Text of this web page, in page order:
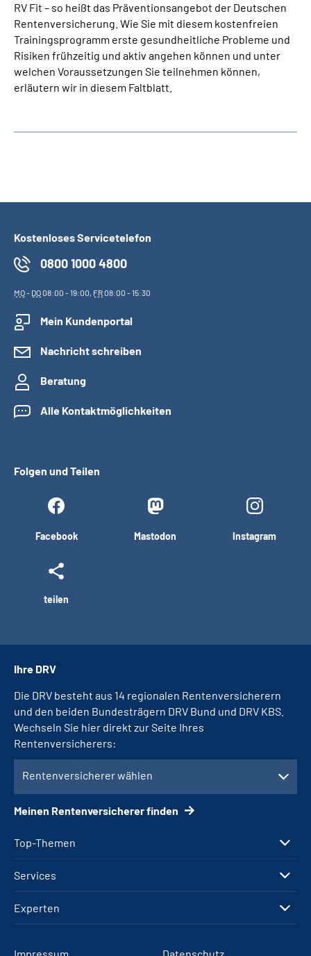
RV Fit – so heißt das Präventionsangebot der Deutschen
Rentenversicherung. Wie Sie mit diesem kostenfreien
Trainingsprogramm erste gesundheitliche Probleme und
Risiken frühzeitig und aktiv angehen können und unter
welchen Voraussetzungen Sie teilnehmen können,
erläutern wir in diesem Faltblatt.
Kostenloses Servicetelefon
0800 1000 4800
MO- DO08:00 - 19:00, FR08:00 - 15:30
Mein Kundenportal
Nachricht schreiben
Beratung
Alle Kontaktmöglichkeiten
Folgen und Teilen
Facebook Mastodon Instagram
teilen
Top-Themen
Services
Experten
Ihre DRV
Die DRV besteht aus 14 regionalen Rentenversicherern
und den beiden Bundesträgern DRV Bund und DRV KBS.
Wechseln Sie hier direkt zur Seite Ihres
Rentenversicherers:
Rentenversicherer wählen
Meinen Rentenversicherer finden